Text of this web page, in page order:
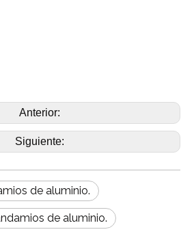
Anterior:
Siguiente:
de aluminio.
de aluminio.